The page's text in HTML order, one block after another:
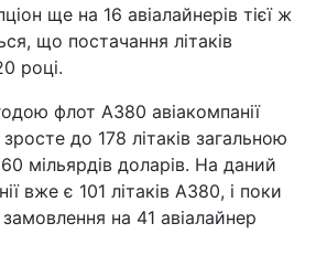
ще на 16 авіалайнерів тієї ж
що постачання літаків
році.
флот A380 авіакомпанії
до 178 літаків загальною
мільярдів доларів. На даний
вже є 101 літаків A380, і поки
на 41 авіалайнер